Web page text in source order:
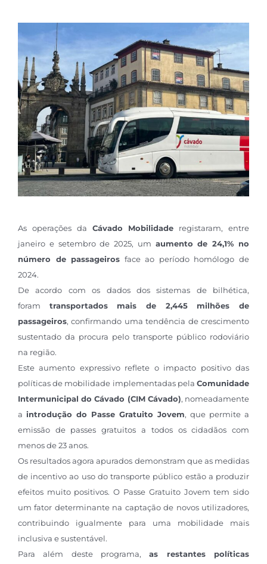
As operações da Cávado Mobilidade registaram, entre
janeiro e setembro de 2025, um aumento de 24,1% no
número de passageiros face ao período homólogo de
2024.
De acordo com os dados dos sistemas de bilhética,
foram transportados mais de 2,445 milhões de
passageiros, confirmando uma tendência de crescimento
sustentado da procura pelo transporte público rodoviário
na região.
Este aumento expressivo reflete o impacto positivo das
políticas de mobilidade implementadas pelaComunidade
Intermunicipal do Cávado (CIM Cávado), nomeadamente
a introdução do Passe Gratuito Jovem, que permite a
emissão de passes gratuitos a todos os cidadãos com
menos de 23 anos.
Os resultados agora apurados demonstram que as medidas
de incentivo ao uso do transporte público estão a produzir
efeitos muito positivos. O Passe Gratuito Jovem tem sido
um fator determinante na captação de novos utilizadores,
contribuindo igualmente para uma mobilidade mais
inclusiva e sustentável.
Para além deste programa,as restantes políticas